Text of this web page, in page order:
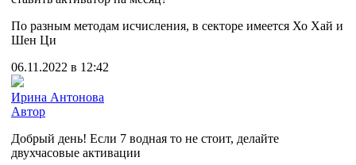
По разным методам исчисления, в секторе имеется Хо Хай и
Шен Ци
06.11.2022 в 12:42
Ирина Антонова
Автор
Добрый день! Если 7 водная то не стоит, делайте
двухчасовые активации